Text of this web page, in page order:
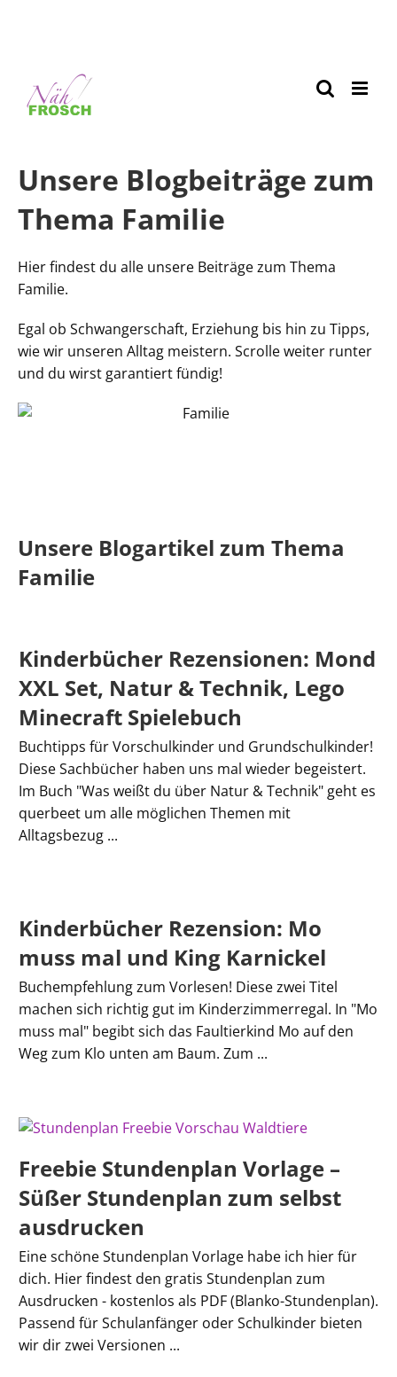
Unsere Blogbeiträge zum
Thema Familie
Hier findest du alle unsere Beiträge zum Thema
Familie.
Egal ob Schwangerschaft, Erziehung bis hin zu Tipps,
wie wir unseren Alltag meistern. Scrolle weiter runter
und du wirst garantiert fündig!
Unsere Blogartikel zum Thema
Familie
Kinderbücher Rezensionen: Mond
XXL Set, Natur & Technik, Lego
Minecraft Spielebuch
Buchtipps für Vorschulkinder und Grundschulkinder!
Diese Sachbücher haben uns mal wieder begeistert.
Im Buch "Was weißt du über Natur & Technik" geht es
querbeet um alle möglichen Themen mit
Alltagsbezug ...
Kinderbücher Rezension: Mo
muss mal und King Karnickel
Buchempfehlung zum Vorlesen! Diese zwei Titel
machen sich richtig gut im Kinderzimmerregal. In "Mo
muss mal" begibt sich das Faultierkind Mo auf den
Weg zum Klo unten am Baum. Zum ...
Freebie Stundenplan Vorlage –
Süßer Stundenplan zum selbst
ausdrucken
Eine schöne Stundenplan Vorlage habe ich hier für
dich. Hier findest den gratis Stundenplan zum
Ausdrucken - kostenlos als PDF (Blanko-Stundenplan).
Passend für Schulanfänger oder Schulkinder bieten
wir dir zwei Versionen ...